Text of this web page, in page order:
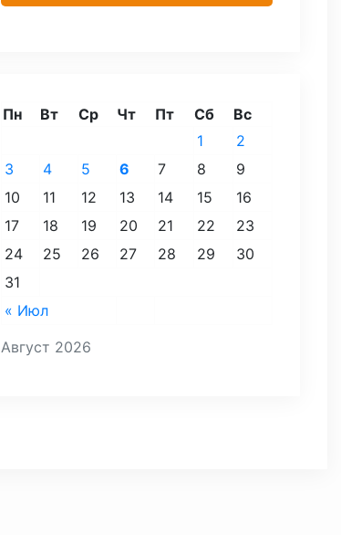
Август 2026
Пн Вт Ср Чт Пт Сб Вс
« Июл
1
2
3
4 5 6 7 8
9
10
11 12 13 14 15
16
17
18 19 20 21 22
23
24
25 26 27 28 29
30
31